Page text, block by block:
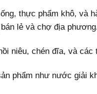
thực phẩm khô, và
lẻ và chợ địa
niêu, chén đĩa, và các
phẩm như nước giải